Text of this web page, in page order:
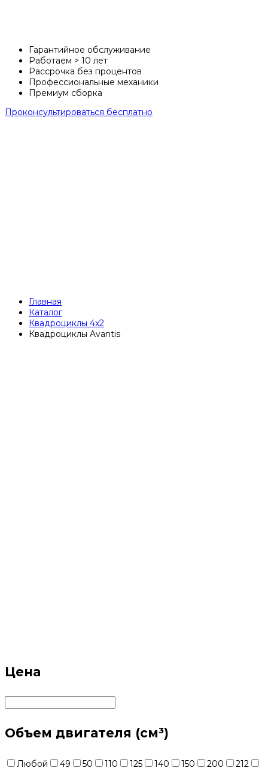
Гарантийное обслуживание
Работаем > 10 лет
Рассрочка без процентов
Профессиональные механики
Премиум сборка
Проконсультироваться бесплатно
Главная
Каталог
Квадроциклы 4x2
Квадроциклы Avantis
Цена
Объем двигателя (см³)
Любой 49 50 110 125 140 150 200 212